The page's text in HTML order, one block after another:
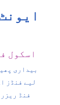
اسکول
بیداری
لیے فنڈز